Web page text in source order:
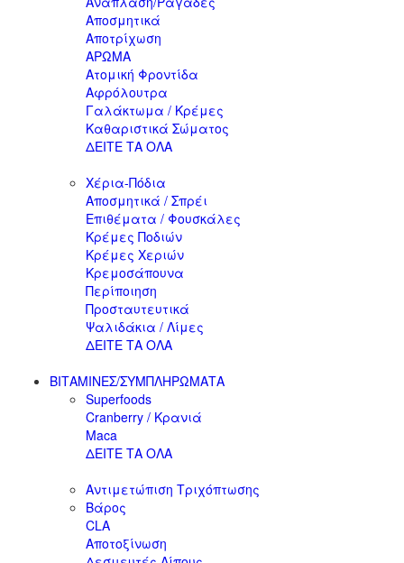
Αποσμητικά
Αποτρίχωση
ΑΡΩΜΑ
Ατομική Φροντίδα
Αφρόλουτρα
Γαλάκτωμα / Κρέμες
Καθαριστικά Σώματος
ΔΕΙΤΕ ΤΑ ΟΛΑ
Χέρια-Πόδια
Αποσμητικά / Σπρέι
Επιθέματα / Φουσκάλες
Κρέμες Ποδιών
Κρέμες Χεριών
Κρεμοσάπουνα
Περίποιηση
Προσταυτευτικά
Ψαλιδάκια / Λίμες
ΔΕΙΤΕ ΤΑ ΟΛΑ
ΒΙΤΑΜΙΝΕΣ/ΣΥΜΠΛΗΡΩΜΑΤΑ
Superfoods
Cranberry / Κρανιά
Maca
ΔΕΙΤΕ ΤΑ ΟΛΑ
Αντιμετώπιση Τριχόπτωσης
Βάρος
CLA
Αποτοξίνωση